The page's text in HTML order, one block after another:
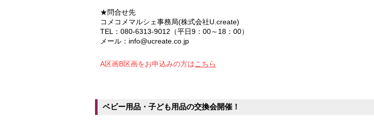
★問合せ先
コメコメマルシェ事務局(株式会社U.create)
TEL：080-6313-9012（平日9：00～18：00）
メール：info@ucreate.co.jp
A区画B区画をお申込みの方はこちら
ベビー用品・子ども用品の交換会開催！